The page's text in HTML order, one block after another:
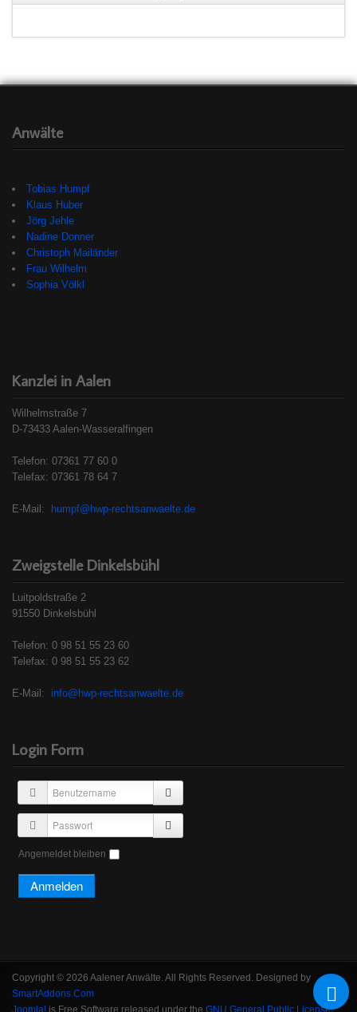
Anwälte
Tobias Humpf
Klaus Huber
Jörg Jehle
Nadine Donner
Christoph Mailänder
Frau Wilhelm
Sophia Völkl
Kanzlei in Aalen
Wilhelmstraße 7
D-73433 Aalen-Wasseralfingen
Telefon: 07361 77 60 0
Telefax: 07361 78 64 7
E-Mail: humpf@hwp-rechtsanwaelte.de
Zweigstelle Dinkelsbühl
Luitpoldstraße 2
91550 Dinkelsbühl
Telefon: 0 98 51 55 23 60
Telefax: 0 98 51 55 23 62
E-Mail: info@hwp-rechtsanwaelte.de
Login Form
Angemeldet bleiben
Copyright © 2026 Aalener Anwälte. All Rights Reserved. Designed by
SmartAddons.Com
Joomla! is Free Software released under the GNU General Public License.